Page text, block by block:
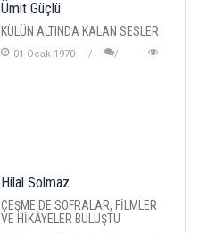
Ümit Güçlü
KÜLÜN ALTINDA KALAN SESLER
01 Ocak 1970
Hilal Solmaz
ÇEŞME'DE SOFRALAR, FİLMLER
VE HİKÂYELER BULUŞTU